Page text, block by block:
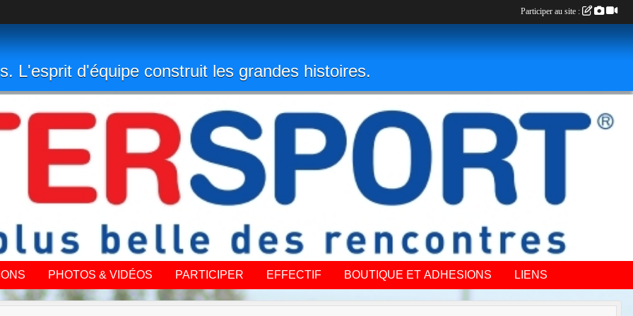
L'esprit d'équipe construit les grandes histoires.
PHOTOS & VIDÉOS PARTICIPER EFFECTIF BOUTIQUE ET ADHESIONS LIENS
Participer au site :